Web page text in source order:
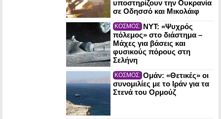
υποστηρίζουν την Ουκρανία
σε Οδησσό και Μικολάιφ
ΚΟΣΜΟΣ: NYT: «Ψυχρός
πόλεμος» στο διάστημα –
Μάχες για βάσεις και
φυσικούς πόρους στη
Σελήνη
ΚΟΣΜΟΣ: Ομάν: «Θετικές» οι
συνομιλίες με το Ιράν για τα
Στενά του Ορμούζ